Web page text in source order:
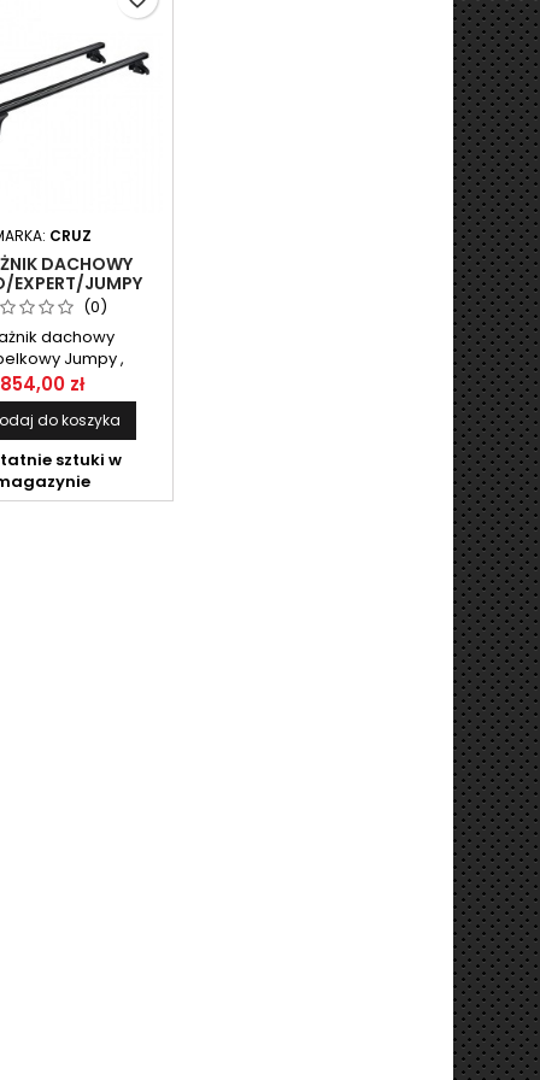
CRUZ
DACHOWY
EXPERT/JUMPY
ALU CARGO
AF2-138
(0)
dachowy
Jumpy ,
/Expert, Scudo
2016- / Opel
Vivaro 2016-CRUZ
alu AF2-138.
854,00 zł
do koszyka
sztuki w